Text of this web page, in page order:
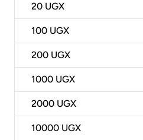
20 UGX
100 UGX
200 UGX
1000 UGX
2000 UGX
10000 UGX